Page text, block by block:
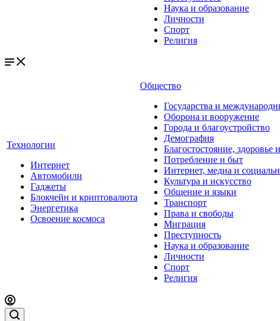
Наука и образование
Личности
Спорт
Религия
Технологии
Интернет
Автомобили
Гаджеты
Блокчейн и криптовалюта
Энергетика
Освоение космоса
Общество
Государства и
Оборона и вооружение
Города и благоустройство
Демография
Благостостояние, здоровье
Потребление и быт
Интернет, медиа и
Культура и искусство
Общение и языки
Транспорт
Права и свободы
Миграция
Преступность
Наука и образование
Личности
Спорт
Религия